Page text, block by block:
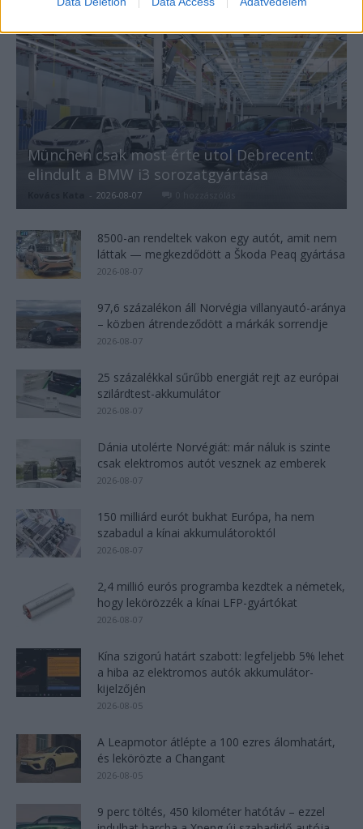
München csak most érte utol Debrecent:
elindult a BMW i3 sorozatgyártása
- 2026-08-07
8500-an rendeltek vakon egy autót, amit nem
láttak — megkezdődött a Škoda Peaq gyártása
2026-08-07
97,6 százalékon áll Norvégia villanyautó-aránya
– közben átrendeződött a márkák sorrendje
2026-08-07
25 százalékkal sűrűbb energiát rejt az európai
szilárdtest-akkumulátor
2026-08-07
Dánia utolérte Norvégiát: már náluk is szinte
csak elektromos autót vesznek az emberek
2026-08-07
150 milliárd eurót bukhat Európa, ha nem
szabadul a kínai akkumulátoroktól
2026-08-07
2,4 millió eurós programba kezdtek a németek,
hogy lekörözzék a kínai LFP-gyártókat
2026-08-07
Kína szigorú határt szabott: legfeljebb 5% lehet
a hiba az elektromos autók akkumulátor-
kijelzőjén
2026-08-05
A Leapmotor átlépte a 100 ezres álomhatárt,
és lekörözte a Changant
2026-08-05
9 perc töltés, 450 kilométer hatótáv – ezzel